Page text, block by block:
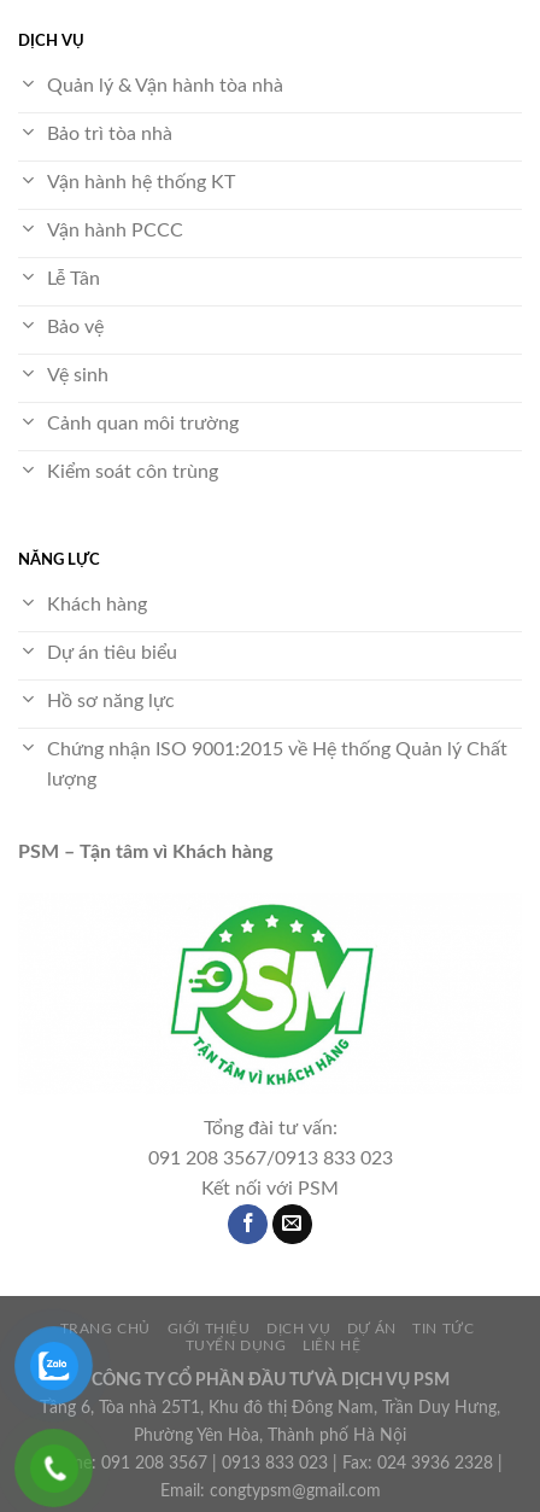
DỊCH VỤ
Quản lý & Vận hành tòa nhà
Bảo trì tòa nhà
Vận hành hệ thống KT
Vận hành PCCC
Lễ Tân
Bảo vệ
Vệ sinh
Cảnh quan môi trường
Kiểm soát côn trùng
NĂNG LỰC
Khách hàng
Dự án tiêu biểu
Hồ sơ năng lực
Chứng nhận ISO 9001:2015 về Hệ thống Quản lý Chất
lượng
PSM – Tận tâm vì Khách hàng
Tổng đài tư vấn:
091 208 3567/0913 833 023
Kết nối với PSM
TRANG CHỦ GIỚI THIỆU DỊCH VỤ DỰ ÁN
TIN TỨC
TUYỂN DỤNG
LIÊN HỆ
CÔNG TY CỔ PHẦN ĐẦU TƯ VÀ DỊCH VỤ PSM
Tầng 6, Tòa nhà 25T1, Khu đô thị Đông Nam, Trần Duy Hưng,
Phường Yên Hòa, Thành phố Hà Nội
Hotline: 091 208 3567 | 0913 833 023 | Fax: 024 3936 2328 |
Email: congtypsm@gmail.com